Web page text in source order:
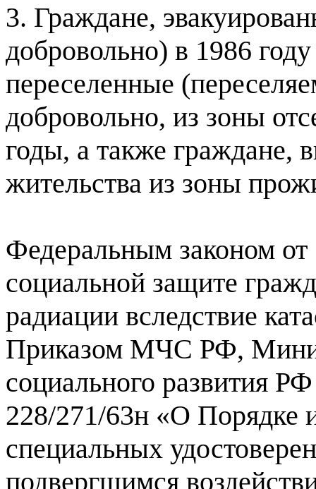
3. Граждане,
добровольно) в 1986
переселенные
добровольно, из зоны
годы, а также граждане,
жительства из зоны
Федеральным законом
социальной защите
радиации вследствие
Приказом МЧС РФ,
социального развития
228/271/63н «О Порядке
специальных
подвергшимся